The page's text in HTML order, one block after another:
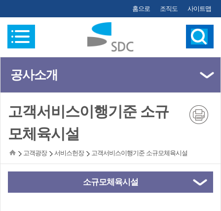
홈으로 조직도 사이트맵
공사소개
(왼쪽메뉴)
고객서비스이행기준 소규
모체육시설
고객광장 서비스헌장 고객서비스이행기준 소규모체육시설
소규모체육시설